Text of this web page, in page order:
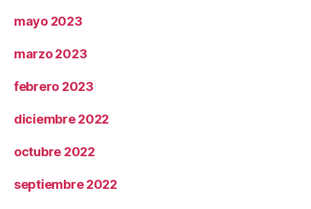
mayo 2023
marzo 2023
febrero 2023
diciembre 2022
octubre 2022
septiembre 2022